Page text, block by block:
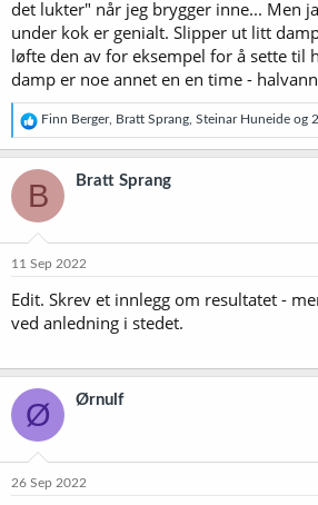
det lukter" når jeg brygger inne... Men
under kok er genialt. Slipper ut litt
løfte den av for eksempel for å sette til
damp er noe annet en en time -
R
e
a
k
s
j
o
e
Finn Berger, Bratt Sprang Steinar Huneide og
B Bratt Sprang
11 Sep 2022
Edit. Skrev et innlegg om resultatet -
ved anledning i stedet.
Ø Ørnulf
26 Sep 2022